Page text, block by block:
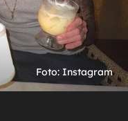
Foto: Instagram